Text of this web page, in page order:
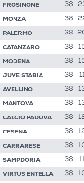
FROSINONE 38
MONZA 38
PALERMO 38
CATANZARO 38
MODENA 38
JUVE STABIA 38
AVELLINO 38
MANTOVA 38
CALCIO PADOVA 38
CESENA 38
CARRARESE 38
SAMPDORIA 38
VIRTUS ENTELLA 38